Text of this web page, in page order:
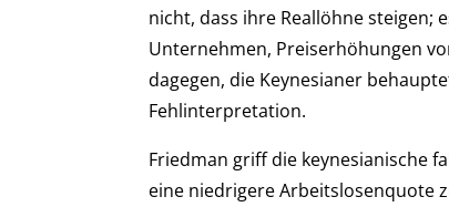
nicht, dass ihre Reallöhne steigen;
Unternehmen, Preiserhöhungen
dagegen, die Keynesianer
Fehlinterpretation.
Friedman griff die keynesianische
eine niedrigere Arbeitslosenquote